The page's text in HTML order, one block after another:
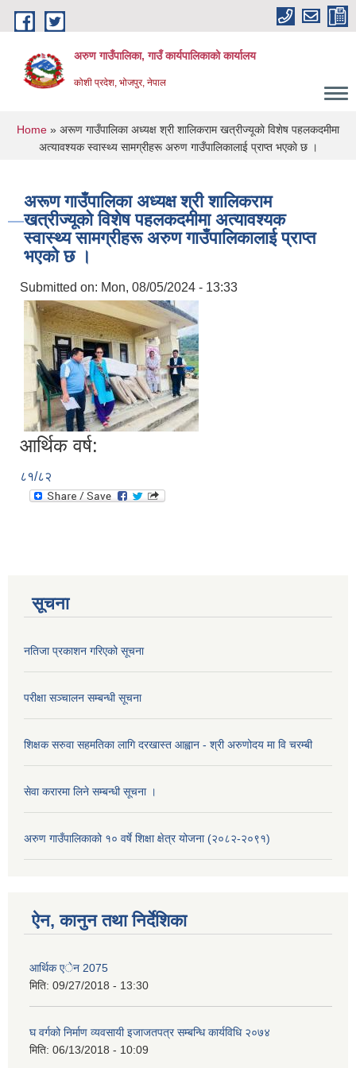
Skip to main content
अरुण गाउँपालिका, गाउँ कार्यपालिकाको कार्यालय
कोशी प्रदेश, भोजपुर, नेपाल
You are here
Home » अरूण गाउँपालिका अध्यक्ष श्री शालिकराम खत्रीज्यूकाे विशेष पहलकदमीमा
अत्यावश्यक स्वास्थ्य सामग्रीहरू अरुण गाउँपालिकालाई प्राप्त भएकाे छ ।
अरूण गाउँपालिका अध्यक्ष श्री शालिकराम
खत्रीज्यूकाे विशेष पहलकदमीमा अत्यावश्यक
स्वास्थ्य सामग्रीहरू अरुण गाउँपालिकालाई प्राप्त
भएकाे छ ।
Submitted on: Mon, 08/05/2024 - 13:33
आर्थिक वर्ष:
८१/८२
सूचना
नतिजा प्रकाशन गरिएको सूचना
परीक्षा सञ्चालन सम्बन्धी सूचना
शिक्षक सरुवा सहमतिका लागि दरखास्त आह्वान - श्री अरुणोदय मा वि चरम्बी
सेवा करारमा लिने सम्बन्धी सूचना ।
अरुण गाउँपालिकाको १० वर्षे शिक्षा क्षेत्र योजना (२०८२-२०९१)
ऐन, कानुन तथा निर्देशिका
आर्थिक एेन 2075
मिति: 09/27/2018 - 13:30
घ वर्गको निर्माण व्यवसायी इजाजतपत्र सम्बन्धि कार्यविधि २०७४
मिति: 06/13/2018 - 10:09